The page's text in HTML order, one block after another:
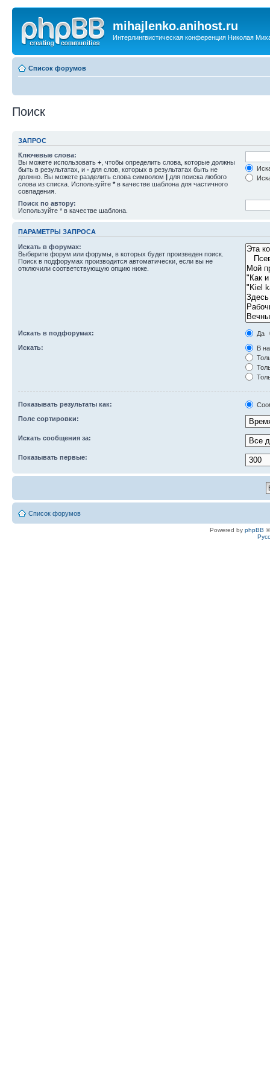
mihajlenko.anihost.ru
Интерлингвистическая конференция Николая
Список форумов
Поиск
ЗАПРОС
Ключевые слова:
Вы можете использовать + , чтобы определить слова, которые должны
быть в результатах, и - для слов, которых в результатах быть не
должно. Вы можете разделить слова символом | для поиска любого
слова из списка. Используйте * в качестве шаблона для частичного
совпадения.
Поиск по автору:
Используйте * в качестве шаблона.
ПАРАМЕТРЫ ЗАПРОСА
Искать в форумах:
Выберите форум или форумы, в которых будет произведен поиск.
Поиск в подфорумах производится автоматически, если вы не
отключили соответствующую опцию ниже.
Искать в подфорумах:
Да
Искать:
В
Показывать результаты как:
Поле сортировки:
Искать сообщения за:
Показывать первые:
Список форумов
Powered by phpBB